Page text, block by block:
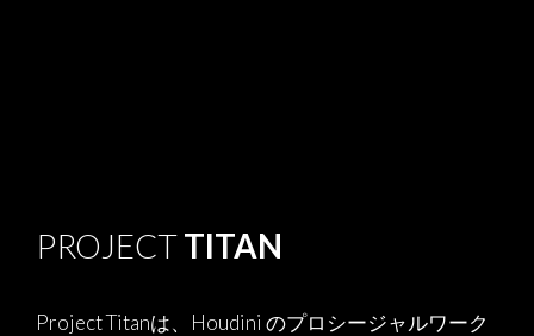
PROJECTTITAN
Project Titanは、Houdini のプロシージャルワーク